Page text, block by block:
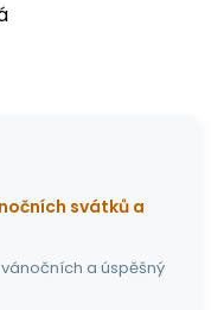
svátků a
a úspěšný